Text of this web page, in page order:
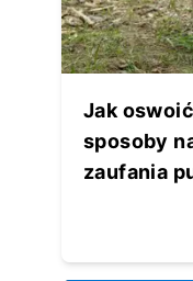
Jak
sposoby
zaufania